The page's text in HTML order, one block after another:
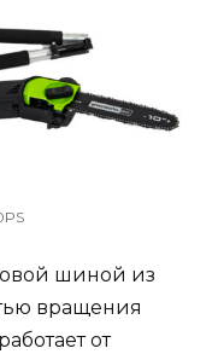
шиной из
вращения
от